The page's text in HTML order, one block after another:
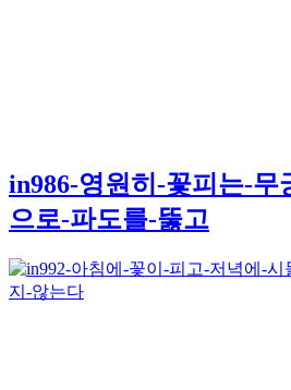
in986-영원히-꽃피는-무
으로-파도를-뚫고